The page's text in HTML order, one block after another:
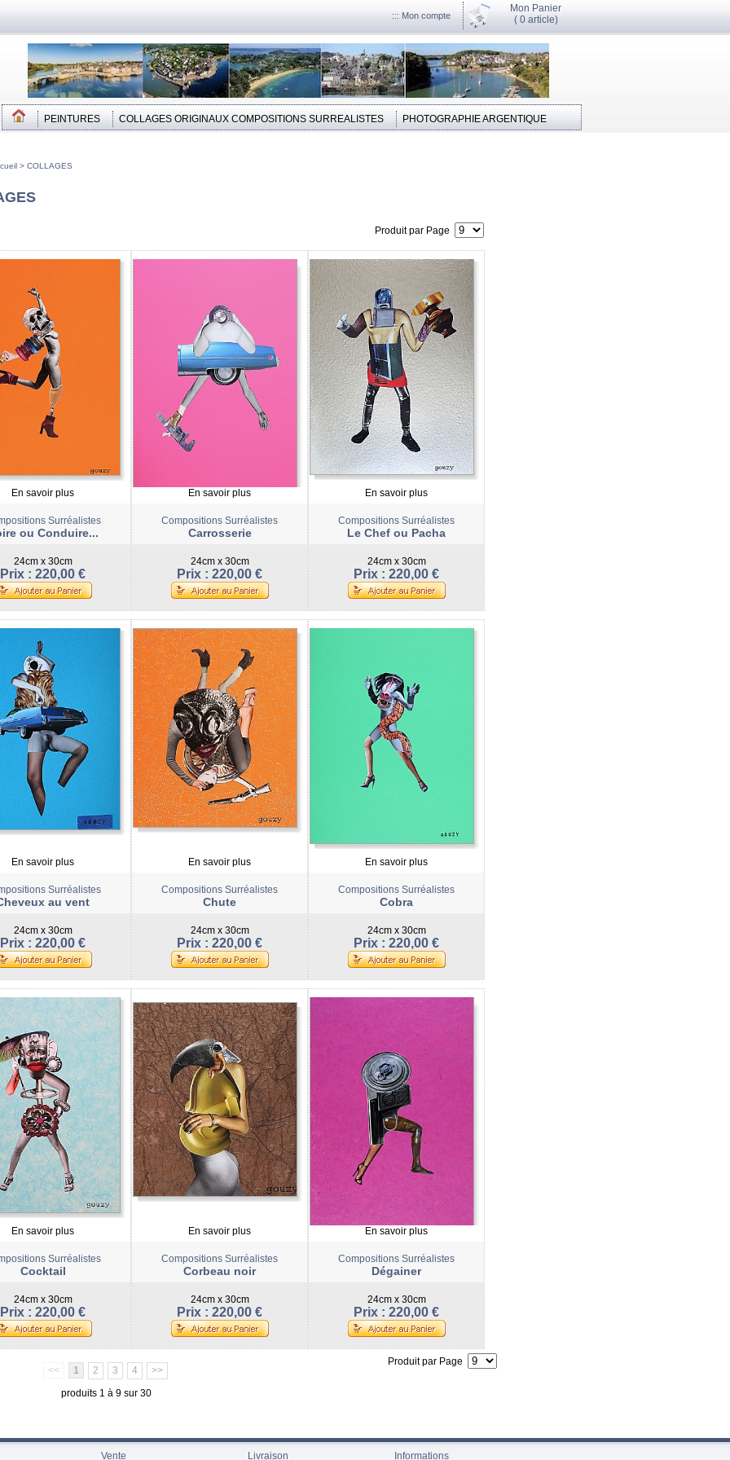
::: Mon compte
Mon Panier
( 0 article)
PEINTURES COLLAGES ORIGINAUX COMPOSITIONS SURREALISTES PHOTOGRAPHIE ARGENTIQUE
> COLLAGES
Produit par Page
En savoir plus
Surréalistes
ou Conduire...
24cm x 30cm
Prix : 220,00 €
En savoir plus
Compositions Surréalistes
Carrosserie
24cm x 30cm
Prix : 220,00 €
En savoir plus
Compositions Surréalistes
Le Chef ou Pacha
24cm x 30cm
Prix : 220,00 €
En savoir plus
Surréalistes
au vent
24cm x 30cm
Prix : 220,00 €
En savoir plus
Compositions Surréalistes
Chute
24cm x 30cm
Prix : 220,00 €
En savoir plus
Compositions Surréalistes
Cobra
24cm x 30cm
Prix : 220,00 €
En savoir plus
Surréalistes
Cocktail
24cm x 30cm
Prix : 220,00 €
En savoir plus
Compositions Surréalistes
Corbeau noir
24cm x 30cm
Prix : 220,00 €
En savoir plus
Compositions Surréalistes
Dégainer
24cm x 30cm
Prix : 220,00 €
<< 1 2 3 4
>>
produits 1 à 9 sur 30
Produit par Page
Vente Livraison Informations